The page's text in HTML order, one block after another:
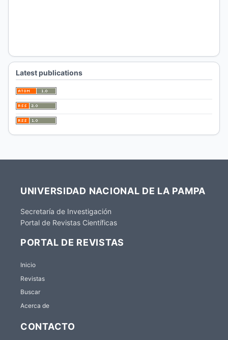
Latest publications
UNIVERSIDAD NACIONAL DE LA PAMPA
Secretaría de Investigación
Portal de Revistas Científicas
PORTAL DE REVISTAS
Inicio
Revistas
Buscar
Acerca de
CONTACTO